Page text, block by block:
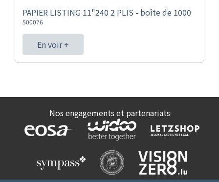
PAPIER LISTING 11"240 2 PLIS - boîte de 1000
500076
En voir +
Nos engagements et partenariats